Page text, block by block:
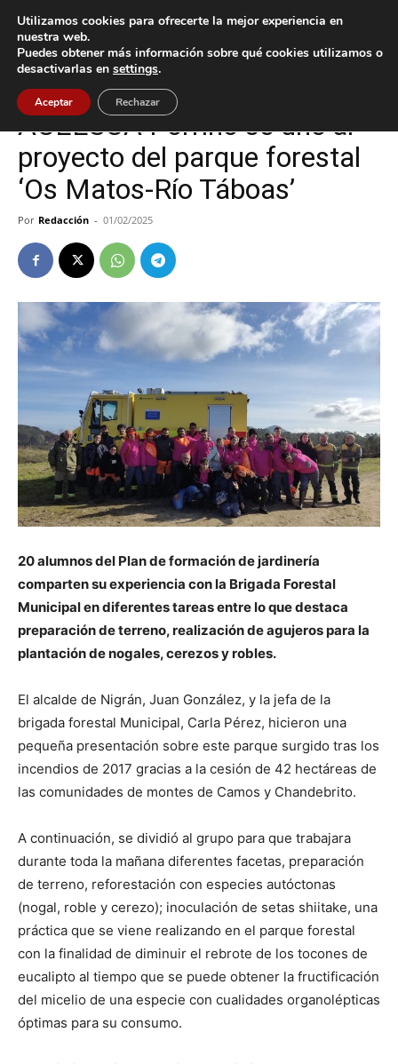
Inicio Nigrán
Nigrán O Porriño
ACEESCA Porriño se une al
proyecto del parque forestal
‘Os Matos-Río Táboas’
Por Redacción - 01/02/2025
20 alumnos del Plan de formación de jardinería
comparten su experiencia con la Brigada Forestal
Municipal en diferentes tareas entre lo que destaca
preparación de terreno, realización de agujeros para la
plantación de nogales, cerezos y robles.
El alcalde de Nigrán, Juan González, y la jefa de la
brigada forestal Municipal, Carla Pérez, hicieron una
pequeña presentación sobre este parque surgido tras los
incendios de 2017 gracias a la cesión de 42 hectáreas de
las comunidades de montes de Camos y Chandebrito.
A continuación, se dividió al grupo para que trabajara
durante toda la mañana diferentes facetas, preparación
de terreno, reforestación con especies autóctonas
(nogal, roble y cerezo); inoculación de setas shiitake, una
práctica que se viene realizando en el parque forestal
con la finalidad de diminuir el rebrote de los tocones de
eucalipto al tiempo que se puede obtener la fructificación
del micelio de una especie con cualidades organolépticas
óptimas para su consumo.
Utilizamos cookies para ofrecerte la mejor experiencia en
nuestra web.
Puedes obtener más información sobre qué cookies utilizamos o
desactivarlas en settings.
Aceptar Rechazar